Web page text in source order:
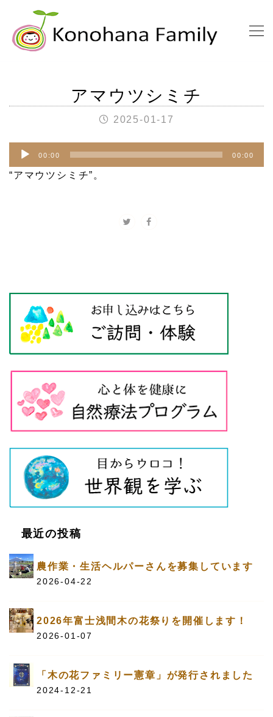
アマウツシミチ
2025-01-17
声
プ
00:00 00:00
“アマウツシミチ”。
最近の投稿
農作業・生活ヘルパーさんを募集しています
2026-04-22
2026年富士浅間木の花祭りを開催します！
2026-01-07
「木の花ファミリー憲章」が発行されました
2024-12-21